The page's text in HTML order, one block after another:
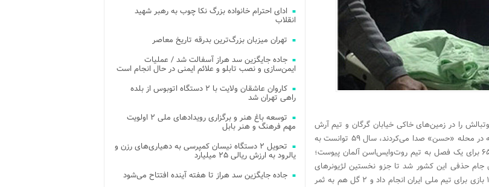
در تهران به دنیا آمد، فوتبالش را در زمین‌های خاکی خیابان گرگان و تیم آرش
آغاز کرد و خیلی زود توانست به تیم جوانان استقلال برسد. او را که در محله «حسن» صدا می‌کردند، سال ۵۹ توانست به
تیم اصلی استقلال برسد و ۶ سال در این تیم بازی کرد. در سال ۶۵ برای یک فصل به تیم روت‌وایس‌اسن آلمان پیوست؛
۱۹۵۵ قهرمان آلمان غربی و سال ۱۹۵۳ قهرمان جام حذفی این کشور شد تا جزو نخستین لژیونرهای
اروپایی ایران بعد از انقلاب اسلامی لقب بگیرد. در همان سال‌ها ۱۲ بازی برای تیم ملی ایران انجام داد و ۲ گل هم به ثمر
ادای احترام خانواده بزرگ نکا چوب به رهبر شهید
انقلاب
تهران میزبان بزرگ‌ترین بدرقه تاریخ معاصر
جاده جایگزین سد هراز آسفالت شد / عملیات
ایمن‌سازی و نصب تابلو و علائم ایمنی در حال انجام است
کاروان عاشقان ولایت با ۲ دستگاه اتوبوس از بلده
راهی تهران شد
توسعه باغ هنر و برگزاری رویدادهای ملی ۲ اولویت
مهم فرهنگ و هنر بابل
تحویل ۲ دستگاه نیسان کمپرسی به دهیاری‌های رزن و
یالرود به ارزش ریالی ۲۵ میلیارد
جاده جایگزین سد هراز تا هفته آینده افتتاح می‌شود